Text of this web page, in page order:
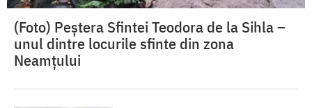
(Foto) Peștera Sfintei Teodora de la Sihla –
unul dintre locurile sfinte din zona
Neamțului